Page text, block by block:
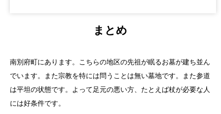
まとめ
南別府町にあります。こちらの地区の先祖が眠るお墓が建ち並ん
でいます。また宗教を特には問うことは無い墓地です。また参道
は平坦の状態です。よって足元の悪い方、たとえば杖が必要な人
には好条件です。